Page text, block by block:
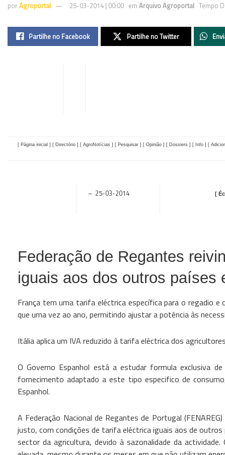
porAgroportal 25-03-2014 | 00:00 em Arquivo Agroportal Tempo
Partilhe no Facebook Partilhe no Twitter
[ Página inicial ] [ Directório ] [ AgroNotícias ] [ Pesquisar ] [ Opinião ] [ Dossiers ] [ Info ] [
– 25-03-2014 [
Federação de Regantes
iguais aos dos outros países
França tem uma tarifa eléctrica específica para o regadio
que uma vez ao ano, permitindo ajustar a potência às
Itália aplica um IVA reduzido à tarifa eléctrica dos
O Governo Espanhol está a estudar formula exclusiva
fornecimento adaptado a este tipo especifico de
Espanhol.
A Federação Nacional de Regantes de Portugal
justo, com condições de tarifa eléctrica iguais aos de
sector da agricultura, devido à sazonalidade da